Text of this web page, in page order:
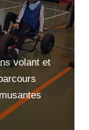
volant et